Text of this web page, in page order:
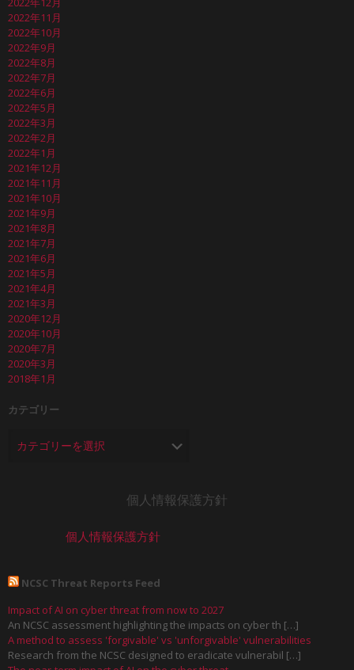
2022年11月
2022年10月
2022年9月
2022年8月
2022年7月
2022年6月
2022年5月
2022年3月
2022年2月
2022年1月
2021年12月
2021年11月
2021年10月
2021年9月
2021年8月
2021年7月
2021年6月
2021年5月
2021年4月
2021年3月
2020年12月
2020年10月
2020年7月
2020年3月
2018年1月
カテゴリー
個人情報保護方針
個人情報保護方針
NCSC Threat Reports Feed
Impact of AI on cyber threat from now to 2027
An NCSC assessment highlighting the impacts on cyber th […]
A method to assess 'forgivable' vs 'unforgivable' vulnerabilities
Research from the NCSC designed to eradicate vulnerabil […]